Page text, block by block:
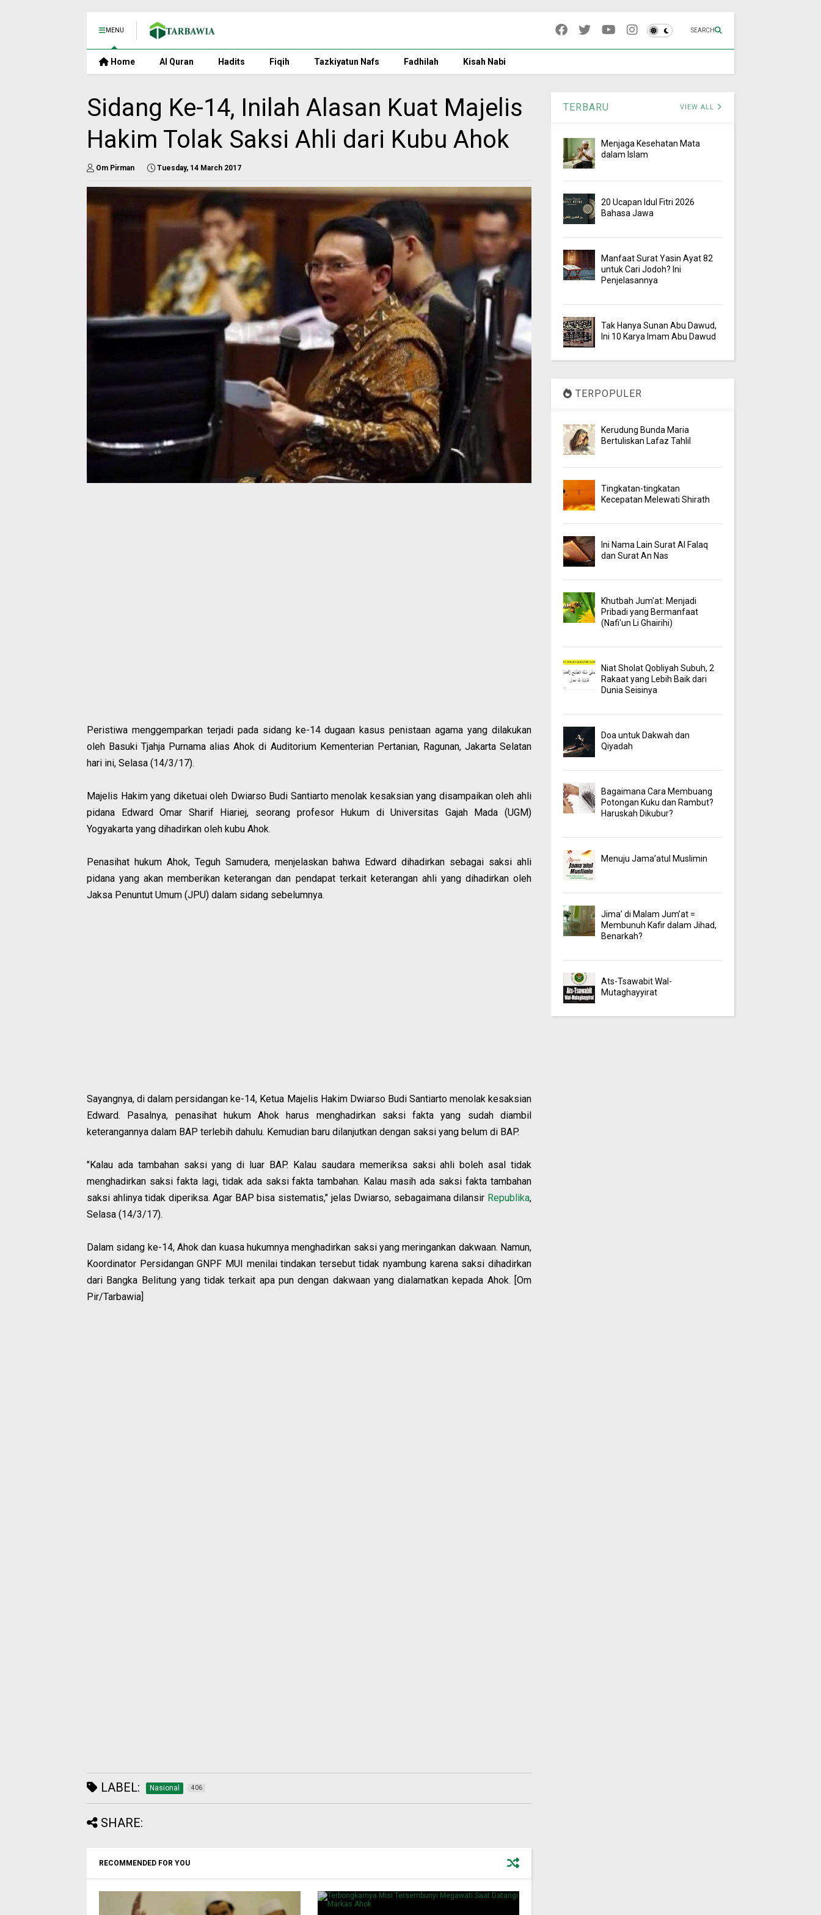
MENU SEARCH
Home Al Quran Hadits Fiqih Tazkiyatun Nafs Fadhilah Kisah Nabi
Sidang Ke-14, Inilah Alasan Kuat Majelis
Hakim Tolak Saksi Ahli dari Kubu Ahok
Om Pirman Tuesday, 14 March 2017
Peristiwa menggemparkan terjadi pada sidang ke-14 dugaan kasus penistaan agama yang dilakukan
oleh Basuki Tjahja Purnama alias Ahok di Auditorium Kementerian Pertanian, Ragunan, Jakarta Selatan
hari ini, Selasa (14/3/17).
Majelis Hakim yang diketuai oleh Dwiarso Budi Santiarto menolak kesaksian yang disampaikan oleh ahli
pidana Edward Omar Sharif Hiariej, seorang profesor Hukum di Universitas Gajah Mada (UGM)
Yogyakarta yang dihadirkan oleh kubu Ahok.
Penasihat hukum Ahok, Teguh Samudera, menjelaskan bahwa Edward dihadirkan sebagai saksi ahli
pidana yang akan memberikan keterangan dan pendapat terkait keterangan ahli yang dihadirkan oleh
Jaksa Penuntut Umum (JPU) dalam sidang sebelumnya.
Sayangnya, di dalam persidangan ke-14, Ketua Majelis Hakim Dwiarso Budi Santiarto menolak kesaksian
Edward. Pasalnya, penasihat hukum Ahok harus menghadirkan saksi fakta yang sudah diambil
keterangannya dalam BAP terlebih dahulu. Kemudian baru dilanjutkan dengan saksi yang belum di BAP.
"Kalau ada tambahan saksi yang di luar BAP. Kalau saudara memeriksa saksi ahli boleh asal tidak
menghadirkan saksi fakta lagi, tidak ada saksi fakta tambahan. Kalau masih ada saksi fakta tambahan
saksi ahlinya tidak diperiksa. Agar BAP bisa sistematis," jelas Dwiarso, sebagaimana dilansir Republika,
Selasa (14/3/17).
Dalam sidang ke-14, Ahok dan kuasa hukumnya menghadirkan saksi yang meringankan dakwaan. Namun,
Koordinator Persidangan GNPF MUI menilai tindakan tersebut tidak nyambung karena saksi dihadirkan
dari Bangka Belitung yang tidak terkait apa pun dengan dakwaan yang dialamatkan kepada Ahok. [Om
Pir/Tarbawia]
LABEL: Nasional 406
SHARE:
RECOMMENDED FOR YOU
TERBARU VIEW ALL
Menjaga Kesehatan Mata
dalam Islam
20 Ucapan Idul Fitri 2026
Bahasa Jawa
Manfaat Surat Yasin Ayat 82
untuk Cari Jodoh? Ini
Penjelasannya
Tak Hanya Sunan Abu Dawud,
Ini 10 Karya Imam Abu Dawud
TERPOPULER
Kerudung Bunda Maria
Bertuliskan Lafaz Tahlil
Tingkatan-tingkatan
Kecepatan Melewati Shirath
Ini Nama Lain Surat Al Falaq
dan Surat An Nas
Khutbah Jum'at: Menjadi
Pribadi yang Bermanfaat
(Nafi'un Li Ghairihi)
Niat Sholat Qobliyah Subuh, 2
Rakaat yang Lebih Baik dari
Dunia Seisinya
Doa untuk Dakwah dan
Qiyadah
Bagaimana Cara Membuang
Potongan Kuku dan Rambut?
Haruskah Dikubur?
Menuju Jama’atul Muslimin
Jima’ di Malam Jum’at =
Membunuh Kafir dalam Jihad,
Benarkah?
Ats-Tsawabit Wal-
Mutaghayyirat